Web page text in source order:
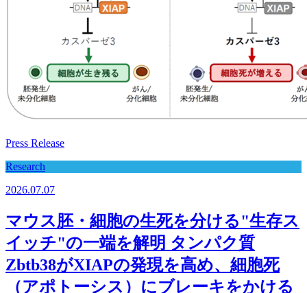
Press Release
Research
2026.07.07
マウス胚・細胞の生死を分ける"生存ス
イッチ"の一端を解明 タンパク質
Zbtb38がXIAPの発現を高め、細胞死
（アポトーシス）にブレーキをかける